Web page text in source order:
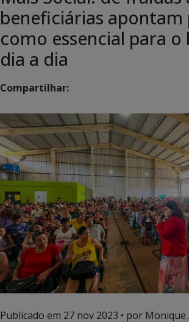
beneficiárias
como essencial para o
dia a dia
Compartilhar:
Publicado em 27 nov 2023 • por Monique